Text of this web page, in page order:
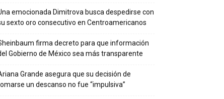
emocionada Dimitrova busca despedirse con
sexto oro consecutivo en Centroamericanos
firma decreto para que información
Gobierno de México sea más transparente
Grande asegura que su decisión de
un descanso no fue “impulsiva”